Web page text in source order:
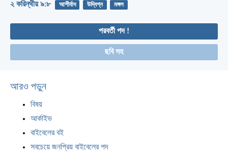
২ করিন্থীয় ৯:৮ আশীর্বাদ উদ্বিগ্ন মঙ্গল
পরবর্তী পদ !
ছবি সহ
আরও পড়ুন
বিষয়
আর্কাইভ
বাইবেলের বই
সবচেয়ে জনপ্রিয় বাইবেলের পদ